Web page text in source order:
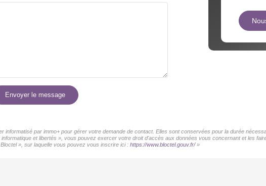
Envoyer le message
par immo+ pour gérer votre demande de contact. Elles sont conservées pour la durée
et libertés », vous pouvez exercer votre droit d'accès aux données vous concernant et les
», sur laquelle vous pouvez vous inscrire ici : https://www.bloctel.gouv.fr/»